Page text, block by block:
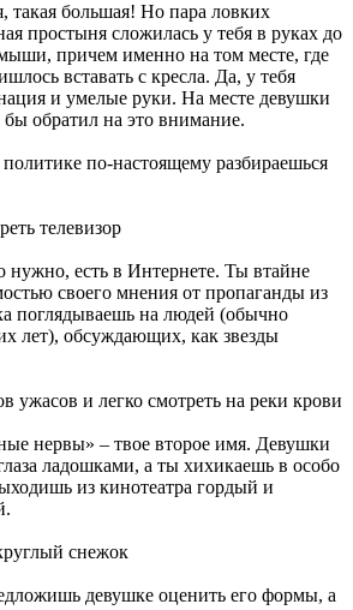
такая большая! Но пара ловких
простыня сложилась у тебя в руках до
причем именно на том месте, где
вставать с кресла. Да, у тебя
и умелые руки. На месте девушки
бы обратил на это внимание.
по-настоящему разбираешься
телевизор
нужно, есть в Интернете. Ты втайне
своего мнения от пропаганды из
поглядываешь на людей (обычно
лет), обсуждающих, как звезды
ужасов и легко смотреть на реки крови
нервы» – твое второе имя. Девушки
ладошками, а ты хихикаешь в особо
из кинотеатра гордый и
снежок
девушке оценить его формы, а